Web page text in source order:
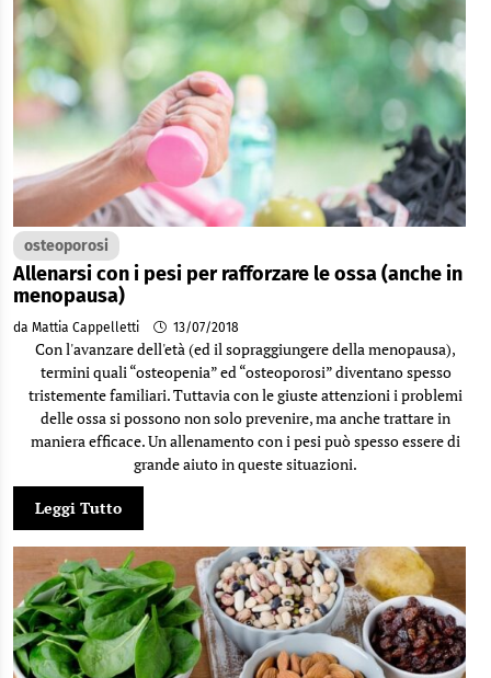
osteoporosi
Allenarsi con i pesi per rafforzare le ossa (anche in
menopausa)
da Mattia Cappelletti 13/07/2018
Con l'avanzare dell'età (ed il sopraggiungere della menopausa),
termini quali “osteopenia” ed “osteoporosi” diventano spesso
tristemente familiari. Tuttavia con le giuste attenzioni i problemi
delle ossa si possono non solo prevenire, ma anche trattare in
maniera efficace. Un allenamento con i pesi può spesso essere di
grande aiuto in queste situazioni.
Leggi Tutto